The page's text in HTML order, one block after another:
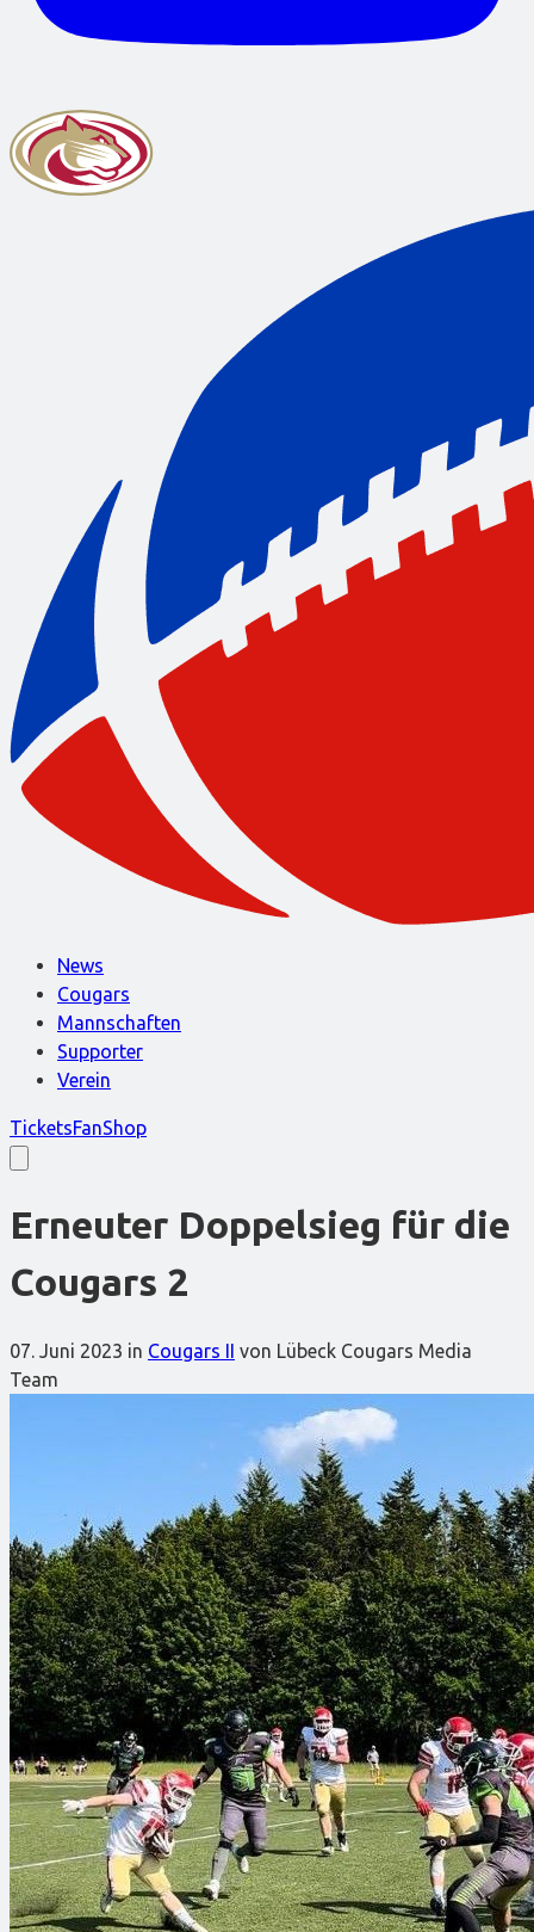
News
Cougars
Mannschaften
Supporter
Verein
TicketsFanShop
Erneuter Doppelsieg für die
Cougars 2
07. Juni 2023 in Cougars II von Lübeck Cougars Media
Team